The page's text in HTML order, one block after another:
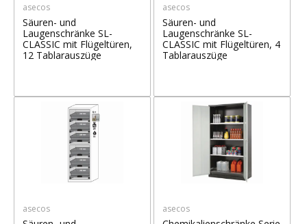
asecos
Säuren- und
Laugenschränke SL-
CLASSIC mit Flügeltüren,
12 Tablarauszüge
asecos
Säuren- und
Laugenschränke SL-
CLASSIC mit Flügeltüren, 4
Tablarauszüge
asecos asecos